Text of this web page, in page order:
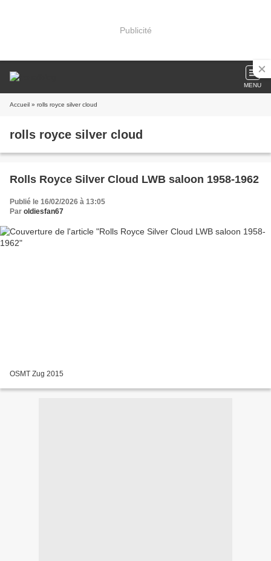
Publicité
MENU
Accueil » rolls royce silver cloud
rolls royce silver cloud
Rolls Royce Silver Cloud LWB saloon 1958-1962
Publié le 16/02/2026 à 13:05
Par oldiesfan67
OSMT Zug 2015